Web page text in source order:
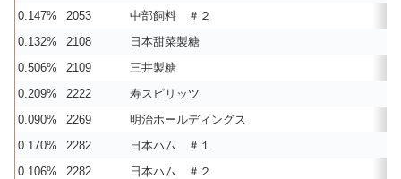
0.147%
2053
中部飼料 ＃２
0.132%
2108
日本甜菜製糖
0.506%
2109
三井製糖
0.209%
2222
寿スピリッツ
0.090%
2269
明治ホールディングス
0.170%
2282
日本ハム ＃１
0.106%
2282
日本ハム ＃２